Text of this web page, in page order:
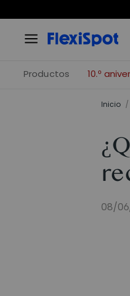
Productos 10.º
Inicio /
08/